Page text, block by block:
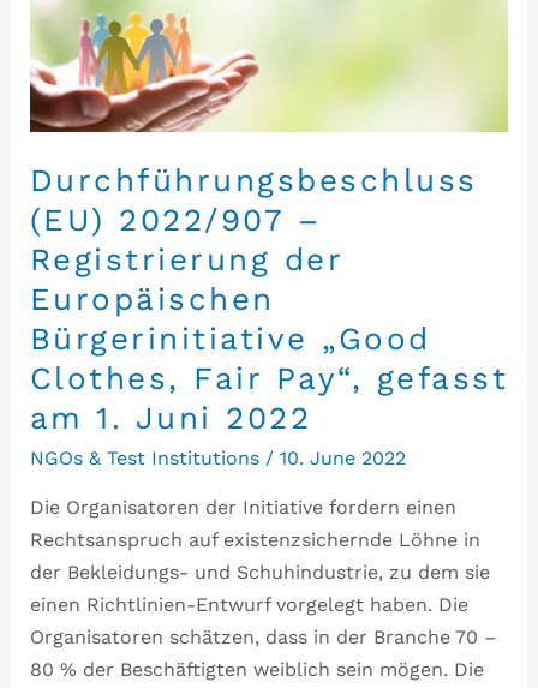
Durchführungsbeschluss
(EU) 2022/907 –
Registrierung der
Europäischen
Bürgerinitiative „Good
Clothes, Fair Pay“, gefasst
am 1. Juni 2022
NGOs & Test Institutions/ 10. June 2022
Die Organisatoren der Initiative fordern einen
Rechtsanspruch auf existenzsichernde Löhne in
der Bekleidungs- und Schuhindustrie, zu dem sie
einen Richtlinien-Entwurf vorgelegt haben. Die
Organisatoren schätzen, dass in der Branche 70 –
80 % der Beschäftigten weiblich sein mögen. Die